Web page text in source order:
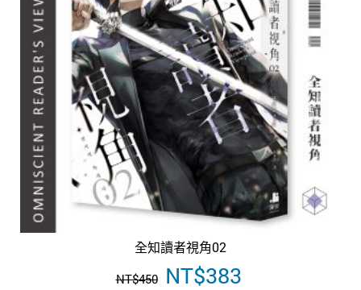
全知讀者視角02
NT$450 原
NT$383